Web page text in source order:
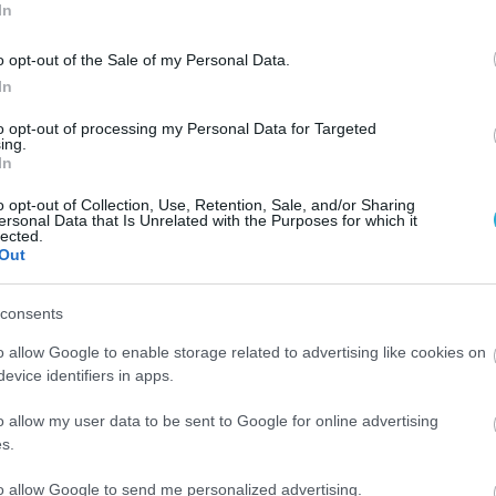
opt-out of the Sale of my Personal Data.
opt-out of processing my Personal Data for Targeted
opt-out of Collection, Use, Retention, Sale, and/or Sharing
Data that Is Unrelated with the Purposes for which it
allow Google to enable storage related to advertising like cookies on
identifiers in apps.
allow my user data to be sent to Google for online advertising
allow Google to send me personalized advertising.
03.09.2022
στη βουλγαρική αγορά και τα Βαλκάνια